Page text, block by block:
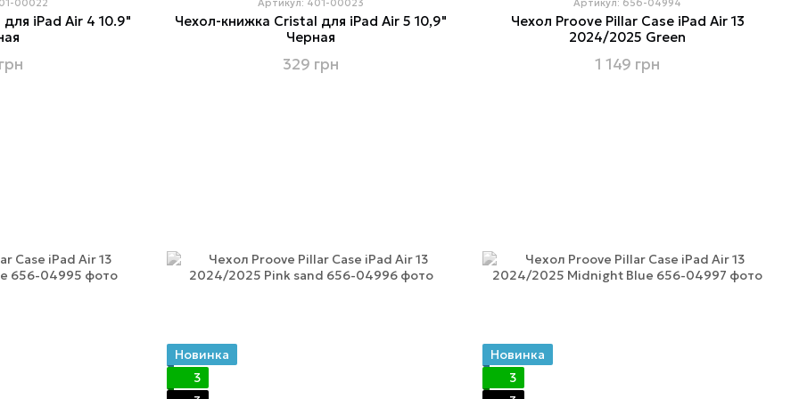
00022
iPad Air 4 10.9"
Артикул: 401-00023
Чехол-книжка Cristal для iPad Air 5 10,9"
Черная
329 грн
Артикул: 656-04994
Чехол Proove Pillar Case iPad Air 13
2024/2025 Green
1 149 грн
Новинка
3
Новинка
3